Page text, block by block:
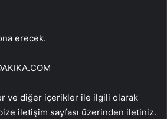
erecek.
ve diğer içerikler ile ilgili olarak
iletişim sayfası üzerinden iletiniz.